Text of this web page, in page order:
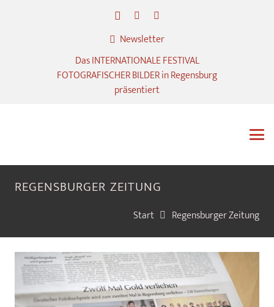
Newsletter
Das INTERNATIONALE FESTIVAL
FOTOGRAFISCHER BILDER in Regensburg
präsentiert
REGENSBURGER ZEITUNG
Start Regensburger Zeitung